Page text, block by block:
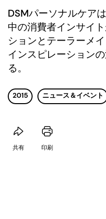
DSMパーソナルケア
中の消費者インサイ
ションとテーラーメ
インスピレーション
る。
2015 ニュース＆イベント
共有 印刷